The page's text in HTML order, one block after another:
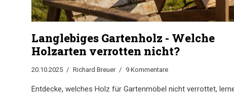
Langlebiges Gartenholz - Welche
Holzarten verrotten nicht?
20.10.2025 Richard Breuer 9 Kommentare
Entdecke, welches Holz für Gartenmöbel nicht verrottet,